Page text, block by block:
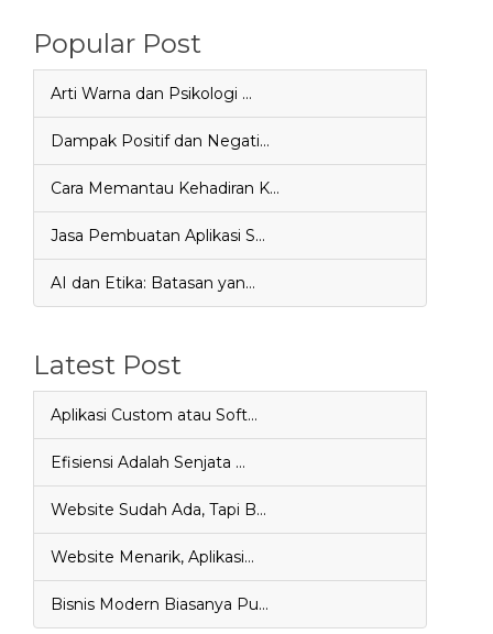
Popular Post
Arti Warna dan Psikologi …
Dampak Positif dan Negati…
Cara Memantau Kehadiran K…
Jasa Pembuatan Aplikasi S…
AI dan Etika: Batasan yan…
Latest Post
Aplikasi Custom atau Soft…
Efisiensi Adalah Senjata …
Website Sudah Ada, Tapi B…
Website Menarik, Aplikasi…
Bisnis Modern Biasanya Pu…